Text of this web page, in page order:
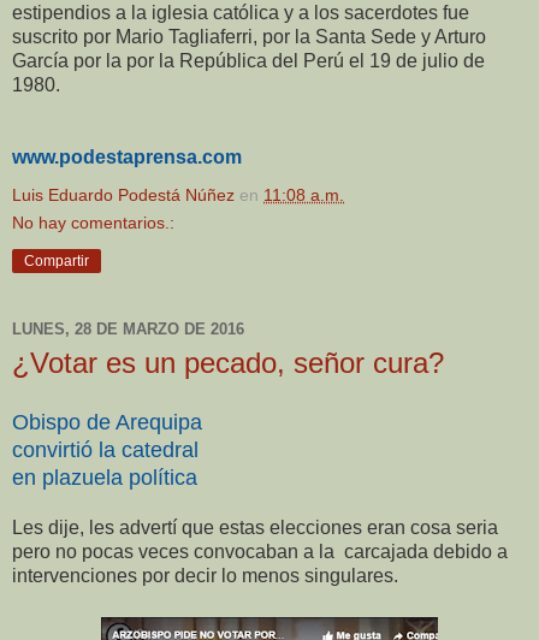
estipendios a la iglesia católica y a los sacerdotes fue
suscrito por Mario Tagliaferri, por la Santa Sede y Arturo
García por la por la República del Perú el 19 de julio de
1980.
www.podestaprensa.com
Luis Eduardo Podestá Núñez en 11:08 a.m.
No hay comentarios.:
Compartir
LUNES, 28 DE MARZO DE 2016
¿Votar es un pecado, señor cura?
Obispo de Arequipa
convirtió la catedral
en plazuela política
Les dije, les advertí que estas elecciones eran cosa seria
pero no pocas veces convocaban a la carcajada debido a
intervenciones por decir lo menos singulares.